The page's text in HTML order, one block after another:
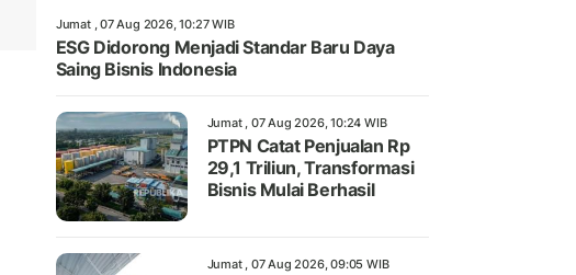
Jumat , 07 Aug 2026, 10:27 WIB
ESG Didorong Menjadi Standar Baru Daya
Saing Bisnis Indonesia
Jumat , 07 Aug 2026, 10:24 WIB
PTPN Catat Penjualan Rp
29,1 Triliun, Transformasi
Bisnis Mulai Berhasil
Jumat , 07 Aug 2026, 09:05 WIB